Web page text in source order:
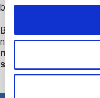
beschermen hiertegen.
Berovingen komen
negatieve suggesties
manier vindt om je
stuk beter dan!